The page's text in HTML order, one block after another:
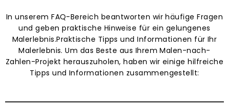
In unserem FAQ-Bereich beantworten wir häufige Fragen
und geben praktische Hinweise für ein gelungenes
Malerlebnis.Praktische Tipps und Informationen für Ihr
Malerlebnis. Um das Beste aus Ihrem Malen-nach-
Zahlen-Projekt herauszuholen, haben wir einige hilfreiche
Tipps und Informationen zusammengestellt: